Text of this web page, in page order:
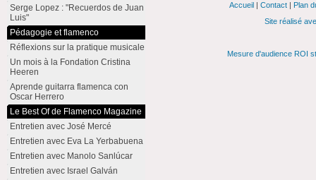
Serge Lopez : "Recuerdos de Juan
Luis"
Pédagogie et flamenco
Réflexions sur la pratique musicale
Un mois à la Fondation Cristina
Heeren
Aprende guitarra flamenca con
Oscar Herrero
Le Best Of de Flamenco Magazine
Entretien avec José Mercé
Entretien avec Eva La Yerbabuena
Entretien avec Manolo Sanlúcar
Entretien avec Israel Galván
Accueil| Contact| Plan
Site réalisé
Mesure d'audience ROI